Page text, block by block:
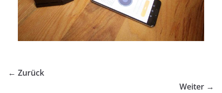
← Zurück
Weiter →